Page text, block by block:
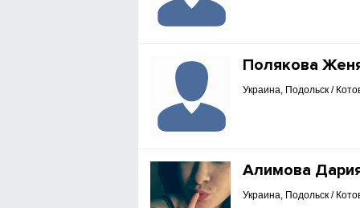
Полякова
Украина, Подольск /
Алимова
Украина, Подольск /